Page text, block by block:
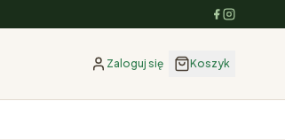
Zaloguj się Koszyk